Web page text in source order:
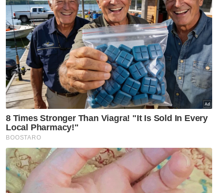
Sabddin, pihak berwajib perlulah proaktif
dalam cari jalan penyelesaian dengan kaedah
situasi menang-menang bagi isu
pembaharuan TOL ternakan kerang dasar
laut.